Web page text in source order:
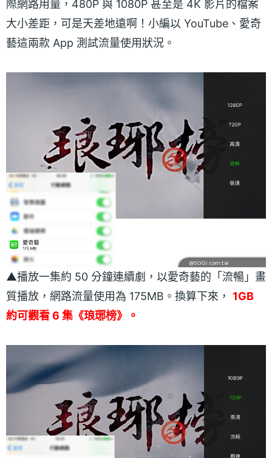
際網路用量，480P 與 1080P 甚至是 4K 影片的檔案
大小差距，可是天差地遠啊！小編以 YouTube、愛奇
藝這兩款 App 測試流量使用狀況。
▲播放一集約 50 分鐘連續劇，以愛奇藝的「流暢」畫
質播放，網路流量使用為 175MB。換算下來， 1GB
約可觀看 6 集《琅琊榜》。